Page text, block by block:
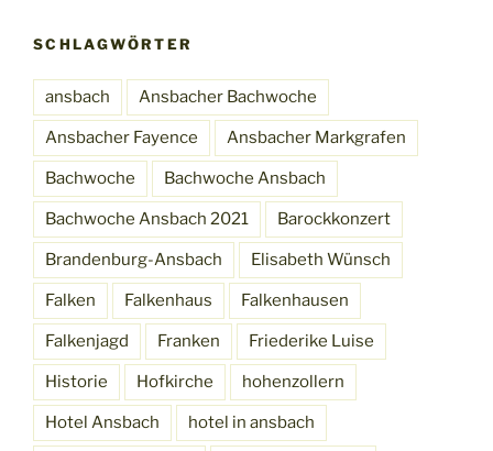
SCHLAGWÖRTER
ansbach Ansbacher Bachwoche
Ansbacher Fayence Ansbacher Markgrafen
Bachwoche Bachwoche Ansbach
Bachwoche Ansbach 2021 Barockkonzert
Brandenburg-Ansbach Elisabeth Wünsch
Falken Falkenhaus Falkenhausen
Falkenjagd Franken Friederike Luise
Historie Hofkirche hohenzollern
Hotel Ansbach hotel in ansbach